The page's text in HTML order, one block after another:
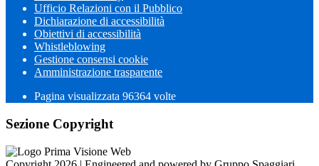
Ufficio Relazioni con il Pubblico
Dichiarazione di accessibilità
Obiettivi di accessibilità
Whistleblowing
Gestione consensi cookie
Amministrazione trasparente
Pagina visualizzata 96364 volte
Sezione Copyright